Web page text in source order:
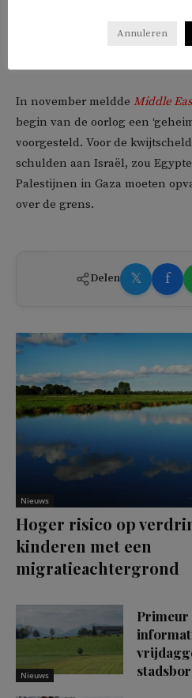
waarbij 1200 Israëliërs bij
Palestijnse al bijna 30.000
In november meldde Middle
begin van de oorlog een
voorgesteld. Voor de
schulden aan Israël, zou
Palestijnen in Gaza moeten
over de grens.
Delen 𝕏 f
Nieuws
Hoger risico op
kinderen met een
migratieachtergrond
Nieuws
Primeur
Annuleren